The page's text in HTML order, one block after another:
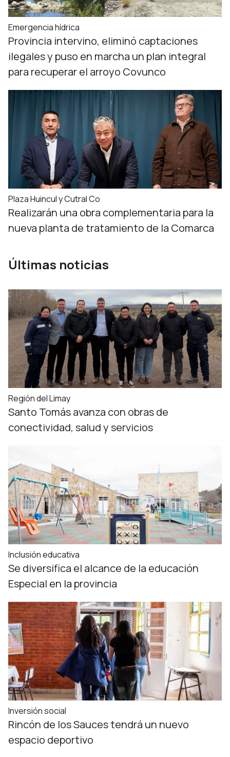
Emergencia hídrica
Provincia intervino, eliminó captaciones
ilegales y puso en marcha un plan integral
para recuperar el arroyo Covunco
Plaza Huincul y Cutral Co
Realizarán una obra complementaria para la
nueva planta de tratamiento de la Comarca
Últimas noticias
Región del Limay
Santo Tomás avanza con obras de
conectividad, salud y servicios
Inclusión educativa
Se diversifica el alcance de la educación
Especial en la provincia
Inversión social
Rincón de los Sauces tendrá un nuevo
espacio deportivo